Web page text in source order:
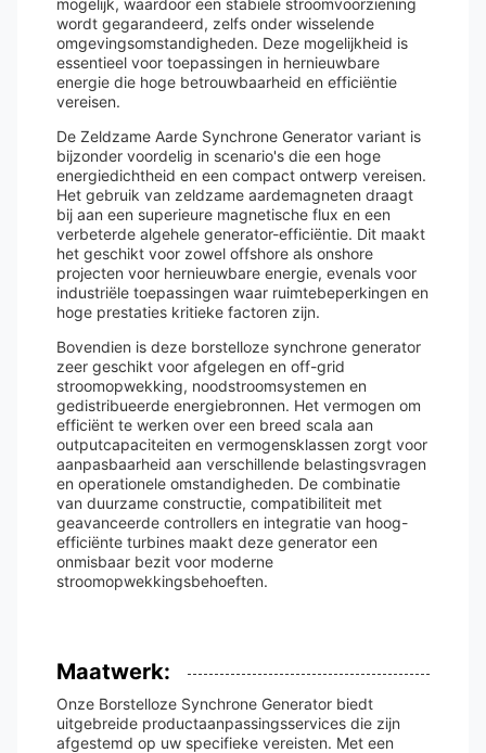
mogelijk, waardoor een stabiele stroomvoorziening
wordt gegarandeerd, zelfs onder wisselende
omgevingsomstandigheden. Deze mogelijkheid is
essentieel voor toepassingen in hernieuwbare
energie die hoge betrouwbaarheid en efficiëntie
vereisen.
De Zeldzame Aarde Synchrone Generator variant is
bijzonder voordelig in scenario's die een hoge
energiedichtheid en een compact ontwerp vereisen.
Het gebruik van zeldzame aardemagneten draagt
bij aan een superieure magnetische flux en een
verbeterde algehele generator-efficiëntie. Dit maakt
het geschikt voor zowel offshore als onshore
projecten voor hernieuwbare energie, evenals voor
industriële toepassingen waar ruimtebeperkingen en
hoge prestaties kritieke factoren zijn.
Bovendien is deze borstelloze synchrone generator
zeer geschikt voor afgelegen en off-grid
stroomopwekking, noodstroomsystemen en
gedistribueerde energiebronnen. Het vermogen om
efficiënt te werken over een breed scala aan
outputcapaciteiten en vermogensklassen zorgt voor
aanpasbaarheid aan verschillende belastingsvragen
en operationele omstandigheden. De combinatie
van duurzame constructie, compatibiliteit met
geavanceerde controllers en integratie van hoog-
efficiënte turbines maakt deze generator een
onmisbaar bezit voor moderne
stroomopwekkingsbehoeften.
Maatwerk:
Onze Borstelloze Synchrone Generator biedt
uitgebreide productaanpassingsservices die zijn
afgestemd op uw specifieke vereisten. Met een